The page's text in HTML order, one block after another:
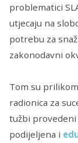
problematici
utjecaju na
potrebu za
zakonodavni
Tom su
radionica za
tužbi
podijeljena i